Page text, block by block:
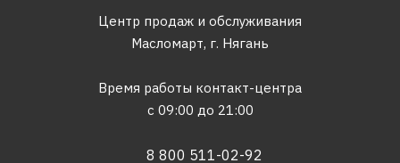
Центр продаж и обслуживания
Масломарт, г. Нягань
Время работы контакт-центра
с 09:00 до 21:00
8 800 511-02-92